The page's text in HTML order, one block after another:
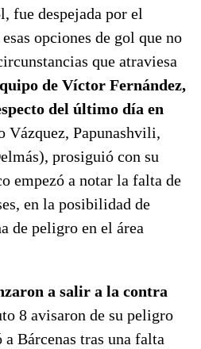
fue despejada por el
opciones de gol que no
que atraviesa
de Víctor Fernández,
del último día en
Vázquez, Papunashvili,
prosiguió con su
empezó a notar la falta de
en la posibilidad de
de peligro en el área
a salir a la contra
8 avisaron de su peligro
Bárcenas tras una falta